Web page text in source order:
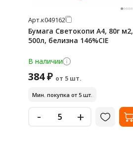
Арт.к049162
Бумага Светокопи А4, 80г м2,
500л, белизна 146%CIE
В наличии
384 ₽ от 5 шт.
Мин. покупка от 5 шт.
- +